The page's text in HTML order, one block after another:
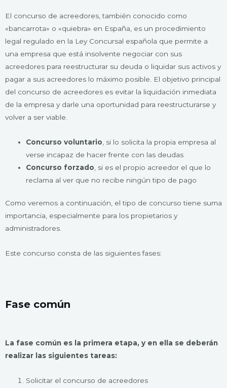
El concurso de acreedores, también conocido como
«bancarrota» o «quiebra» en España, es un procedimiento
legal regulado en la Ley Concursal española que permite a
una empresa que está insolvente negociar con sus
acreedores para reestructurar su deuda o liquidar sus activos y
pagar a sus acreedores lo máximo posible. El objetivo principal
del concurso de acreedores es evitar la liquidación inmediata
de la empresa y darle una oportunidad para reestructurarse y
volver a ser viable.
Concurso voluntario , si lo solicita la propia empresa al
verse incapaz de hacer frente con las deudas
Concurso forzado , si es el propio acreedor el que lo
reclama al ver que no recibe ningún tipo de pago
Como veremos a continuación, el tipo de concurso tiene suma
importancia, especialmente para los propietarios y
administradores.
Este concurso consta de las siguientes fases:
Fase común
La fase común es la primera etapa, y en ella se deberán
realizar las siguientes tareas:
Solicitar el concurso de acreedores